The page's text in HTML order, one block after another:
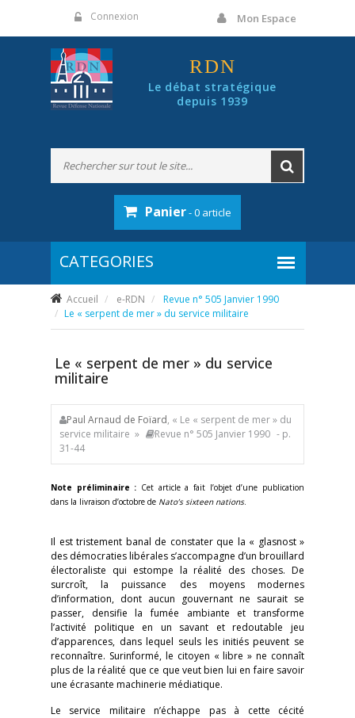
Connexion Mon Espace
RDN
Le débat stratégique
depuis 1939
Panier- 0 article
Accueil e-RDN
Revue n° 505 Janvier 1990
Le « serpent de mer » du service militaire
Le « serpent de mer » du service
militaire
Paul Arnaud de Foïard, « Le « serpent de mer » du
service militaire »
Revue n° 505 Janvier 1990 - p.
31-44
Note préliminaire : Cet article a fait l’objet d’une publication
dans la livraison d’octobre de Nato’s sixteen nations.
Il est tristement banal de constater que la « glasnost »
des démocraties libérales s’accompagne d’un brouillard
électoraliste qui estompe la réalité des choses. De
surcroît, la puissance des moyens modernes
d’information, dont aucun gouvernant ne saurait se
passer, densifie la fumée ambiante et transforme
l’activité politique en un savant et redoutable jeu
d’apparences, dans lequel seuls les initiés peuvent se
reconnaître. Surinformé, le citoyen « libre » ne connaît
plus de la réalité que ce que veut bien lui en faire savoir
une écrasante machinerie médiatique.
Le service militaire n’échappe pas à cette cécité